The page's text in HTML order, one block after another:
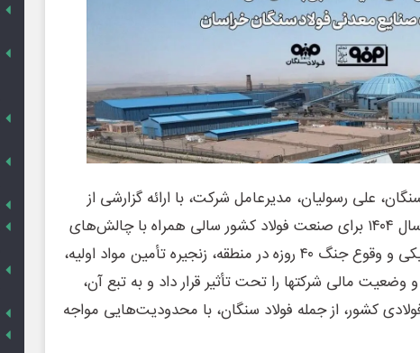
علی رسولیان، مدیرعامل شرکت، با ارائه گزارشی از
عملکرد سال گذشته اظهار کرد: سال ۱۴۰۴ برای صنعت فولاد کشور سالی همراه با چالش‌های
کم‌سابقه بود. تنش‌های ژئوپلیتیکی و وقوع جنگ ۴۰ روزه در منطقه، زنجیره تأمین مواد اولیه،
مالی شرکتها را تحت تأثیر قرار داد و به تبع آن،
کشور، از جمله فولاد سنگان، با محدودیت‌هایی مواجه